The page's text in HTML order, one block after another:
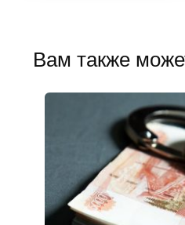
Вам также